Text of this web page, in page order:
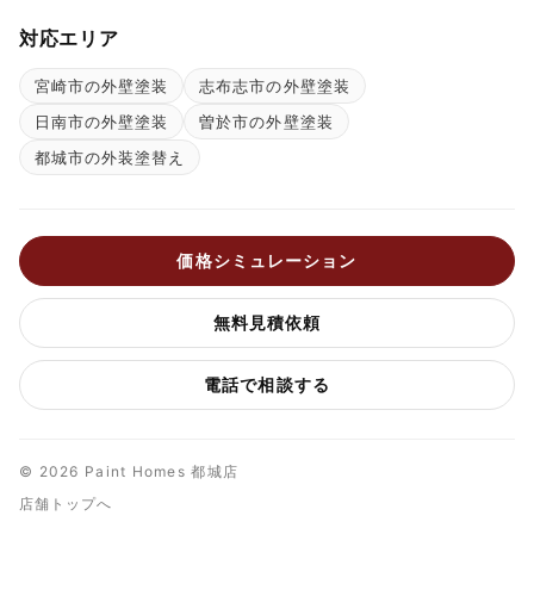
対応エリア
宮崎市の外壁塗装
志布志市の外壁塗装
日南市の外壁塗装
曽於市の外壁塗装
都城市の外装塗替え
価格シミュレーション
無料見積依頼
電話で相談する
© 2026 Paint Homes 都城店
店舗トップへ